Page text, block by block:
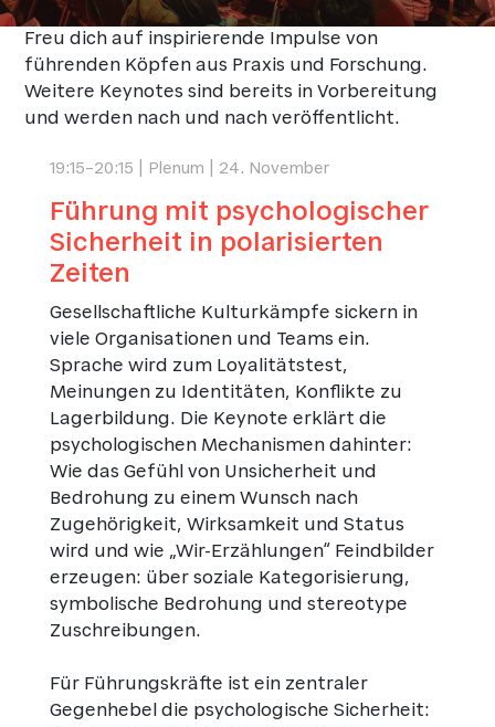
Freu dich auf inspirierende Impulse von
führenden Köpfen aus Praxis und Forschung.
Weitere Keynotes sind bereits in Vorbereitung
und werden nach und nach veröffentlicht.
19:15–20:15 | Plenum | 24. November
Führung mit psychologischer
Sicherheit in polarisierten
Zeiten
Gesellschaftliche Kulturkämpfe sickern in
viele Organisationen und Teams ein.
Sprache wird zum Loyalitätstest,
Meinungen zu Identitäten, Konflikte zu
Lagerbildung. Die Keynote erklärt die
psychologischen Mechanismen dahinter:
Wie das Gefühl von Unsicherheit und
Bedrohung zu einem Wunsch nach
Zugehörigkeit, Wirksamkeit und Status
wird und wie „Wir-Erzählungen“ Feindbilder
erzeugen: über soziale Kategorisierung,
symbolische Bedrohung und stereotype
Zuschreibungen.
Für Führungskräfte ist ein zentraler
Gegenhebel die psychologische Sicherheit: